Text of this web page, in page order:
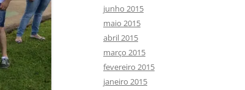
junho 2015
maio 2015
abril 2015
março 2015
fevereiro 2015
janeiro 2015